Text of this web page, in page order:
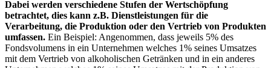
Dabei werden verschiedene Stufen der Wertschöpfung
betrachtet, dies kann z.B. Dienstleistungen für die
Verarbeitung, die Produktion oder den Vertrieb von Produkten
umfassen. Ein Beispiel: Angenommen, dass jeweils 5% des
Fondsvolumens in ein Unternehmen welches 1% seines Umsatzes
mit dem Vertrieb von alkoholischen Getränken und in ein anderes